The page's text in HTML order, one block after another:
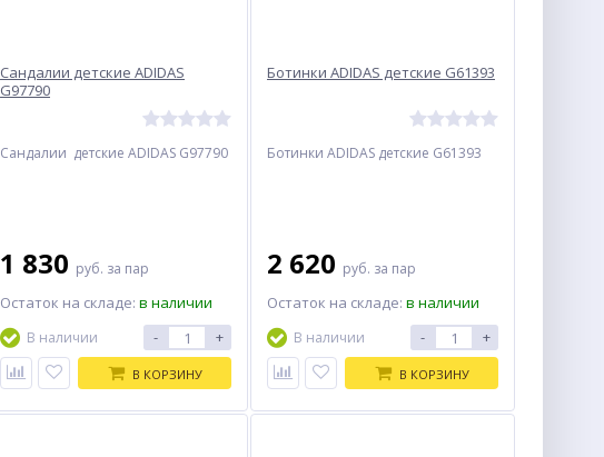
Сандалии детские ADIDAS
G97790
Сандалии детские ADIDAS G97790
1 830 руб. за пар
Остаток на складе: в наличии
В наличии - +
В КОРЗИНУ
Ботинки ADIDAS детские G61393
Ботинки ADIDAS детские G61393
2 620 руб. за пар
Остаток на складе: в наличии
В наличии - +
В КОРЗИНУ